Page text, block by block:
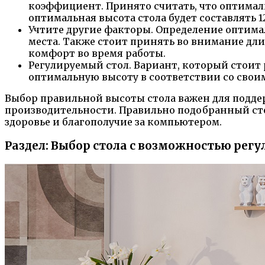
коэффициент. Принято считать, что
оптимальная высота стола будет составлять
Учтите другие факторы. Определение
места. Также стоит принять во внимание
комфорт во время работы.
Регулируемый стол. Вариант, который стоит
оптимальную высоту в соответствии со
Выбор правильной высоты стола важен для
производительности. Правильно подобранный
здоровье и благополучие за компьютером.
Раздел: Выбор стола с возможностью